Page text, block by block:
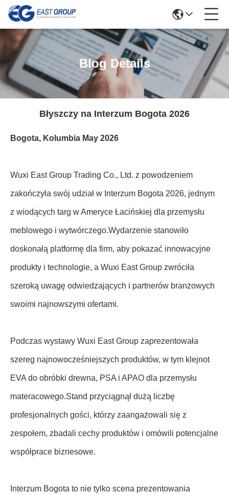
Blog Details
Błyszczy na Interzum Bogota 2026
Bogota, Kolumbia May 2026
Wuxi East Group Trading Co., Ltd. z powodzeniem
zakończyła swój udział w Interzum Bogota 2026, jednym
z wiodących targ w Ameryce Łacińskiej dla przemysłu
meblowego i wytwórczego.Wydarzenie stanowiło
doskonałą platformę dla firm, aby pokazać innowacyjne
produkty i technologie, a Wuxi East Group zwróciła
szeroką uwagę odwiedzających i partnerów branżowych
swoimi najnowszymi ofertami.
Podczas wystawy Wuxi East Group zaprezentowała
szereg najnowocześniejszych produktów, w tym klejnot
EVA do obróbki drewna, PSA i APAO dla przemysłu
materacowego.Stand przyciągnął dużą liczbę
profesjonalnych gości, którzy zaangażowali się z
zespołem, zbadali cechy produktów i omówili potencjalne
współprace biznesowe.
Interzum Bogota to nie tylko scena prezentowania